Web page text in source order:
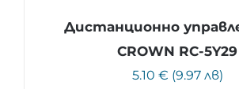
Дистанционно
CROWN RC-5Y29
5.10 € (9.97 лв)